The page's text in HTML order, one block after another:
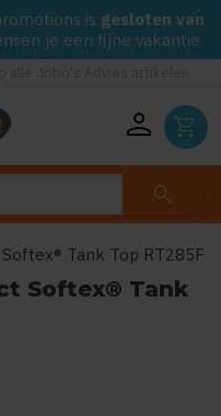
is gesloten van
je een fijne vakantie
person shopping_cart
search
Tank Top RT285F
Softex® Tank